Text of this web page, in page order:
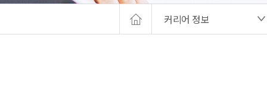
커리어 정보